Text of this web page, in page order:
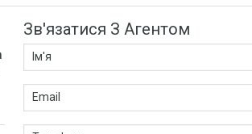
Зв'язатися З Агентом